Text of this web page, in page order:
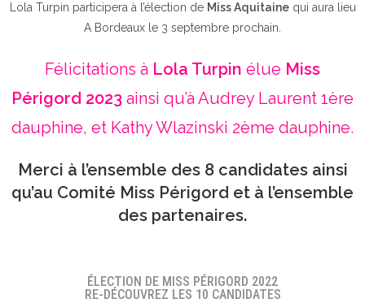
Lola Turpin participera à l’élection de Miss Aquitainequi aura lieu
A Bordeaux le 3 septembre prochain.
Félicitations à Lola Turpin élue Miss
Périgord 2023 ainsi qu’à Audrey Laurent 1ère
dauphine, et Kathy Wlazinski 2ème dauphine.
Merci à l’ensemble des 8 candidates ainsi
qu’au Comité Miss Périgord et à l’ensemble
des partenaires.
ÉLECTION DE MISS PÉRIGORD 2022
RE-DÉCOUVREZ LES 10 CANDIDATES